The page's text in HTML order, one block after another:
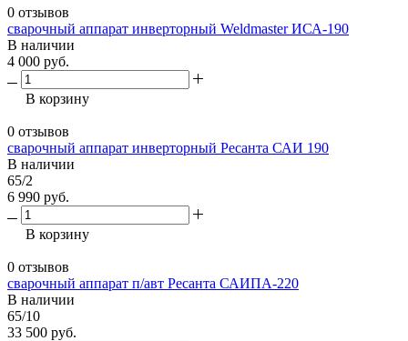
0 отзывов
сварочный аппарат инверторный Weldmaster ИСА-190
В наличии
4 000 руб.
В корзину
0 отзывов
сварочный аппарат инверторный Ресанта САИ 190
В наличии
65/2
6 990 руб.
В корзину
0 отзывов
сварочный аппарат п/авт Ресанта САИПА-220
В наличии
65/10
33 500 руб.